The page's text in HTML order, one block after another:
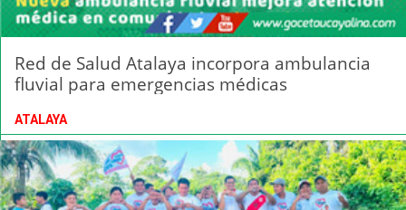
Red de Salud Atalaya incorpora ambulancia
fluvial para emergencias médicas
ATALAYA